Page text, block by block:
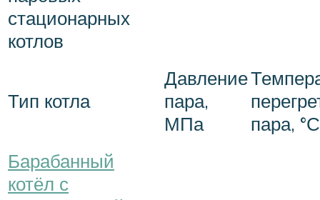
стационарных
котлов
Тип котла
Давление
пара,
МПа
пара, °С
Барабанный
котёл с